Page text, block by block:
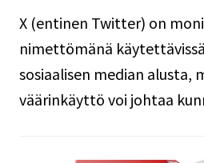
X (entinen Twitter) on
nimettömänä
sosiaalisen median alusta,
väärinkäyttö voi johtaa